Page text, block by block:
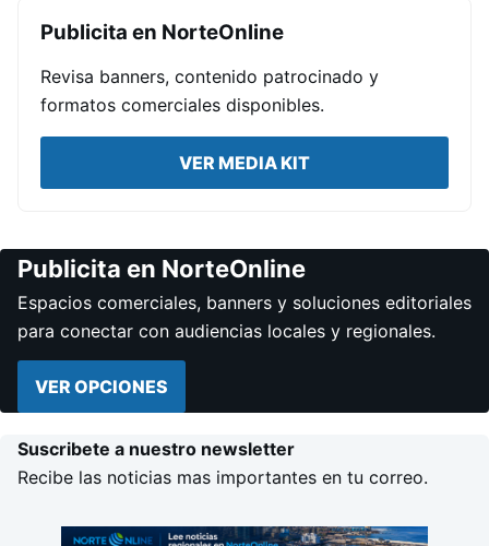
Publicita en NorteOnline
Revisa banners, contenido patrocinado y
formatos comerciales disponibles.
VER MEDIA KIT
Publicita en NorteOnline
Espacios comerciales, banners y soluciones editoriales
para conectar con audiencias locales y regionales.
VER OPCIONES
Suscribete a nuestro newsletter
Recibe las noticias mas importantes en tu correo.